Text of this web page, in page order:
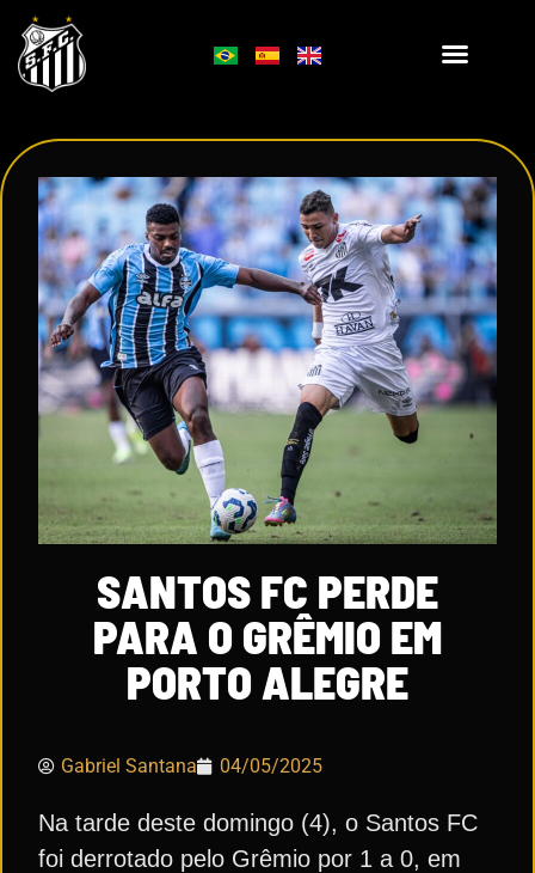
SANTOS FC PERDE
PARA O GRÊMIO EM
PORTO ALEGRE
Gabriel Santana 04/05/2025
Na tarde deste domingo (4), o Santos FC
foi derrotado pelo Grêmio por 1 a 0, em